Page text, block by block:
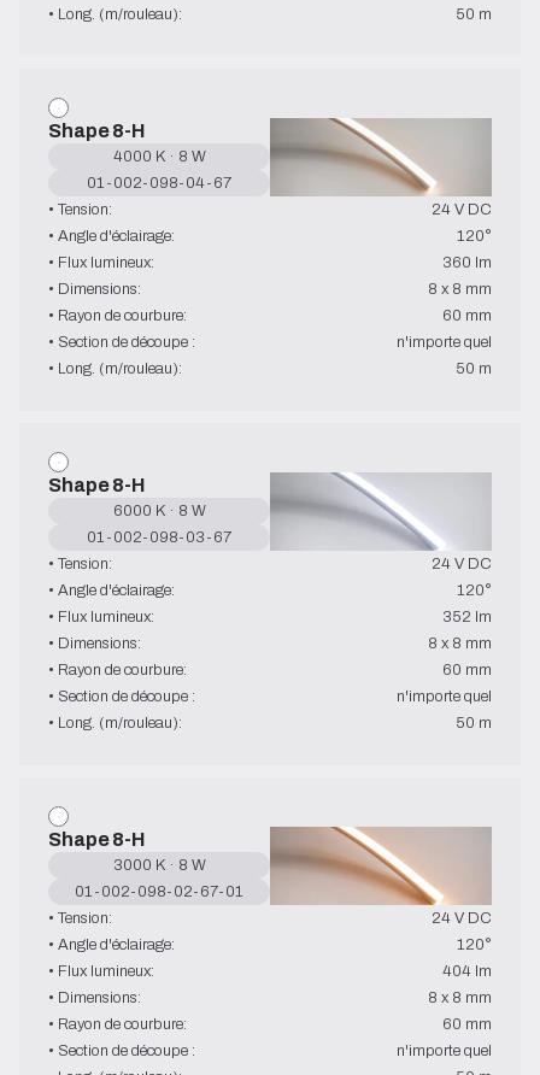
• Long. (m/rouleau):
50 m
Shape 8-H
4000 K · 8 W
01-002-098-04-67
• Tension:
24 V DC
• Angle d'éclairage:
120°
• Flux lumineux:
360 lm
• Dimensions:
8 x 8 mm
• Rayon de courbure:
60 mm
• Section de découpe :
n'importe quel
• Long. (m/rouleau):
50 m
Shape 8-H
6000 K · 8 W
01-002-098-03-67
• Tension:
24 V DC
• Angle d'éclairage:
120°
• Flux lumineux:
352 lm
• Dimensions:
8 x 8 mm
• Rayon de courbure:
60 mm
• Section de découpe :
n'importe quel
• Long. (m/rouleau):
50 m
Shape 8-H
3000 K · 8 W
01-002-098-02-67-01
• Tension:
24 V DC
• Angle d'éclairage:
120°
• Flux lumineux:
404 lm
• Dimensions:
8 x 8 mm
• Rayon de courbure:
60 mm
• Section de découpe :
n'importe quel